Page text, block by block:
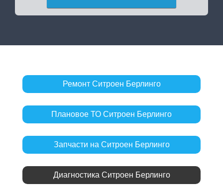
Ремонт Ситроен Берлинго
Плановое ТО Ситроен Берлинго
Запчасти на Ситроен Берлинго
Диагностика Ситроен Берлинго